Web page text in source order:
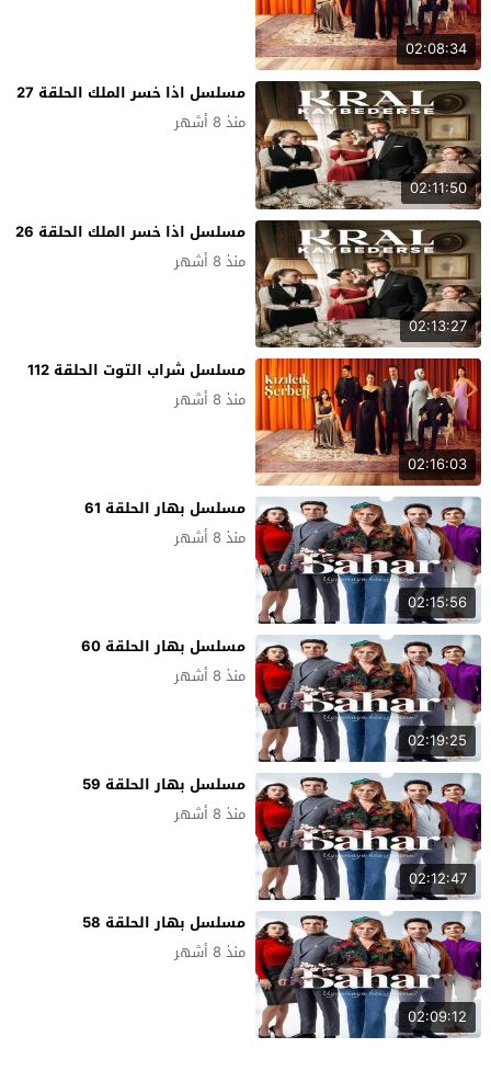
02:08:34
02:11:50
مسلسل اذا خسر الملك الحلقة 27
منذ 8 أشهر
02:13:27
مسلسل اذا خسر الملك الحلقة 26
منذ 8 أشهر
02:16:03
مسلسل شراب التوت الحلقة 112
منذ 8 أشهر
02:15:56
مسلسل بهار الحلقة 61
منذ 8 أشهر
02:19:25
مسلسل بهار الحلقة 60
منذ 8 أشهر
02:12:47
مسلسل بهار الحلقة 59
منذ 8 أشهر
02:09:12
مسلسل بهار الحلقة 58
منذ 8 أشهر